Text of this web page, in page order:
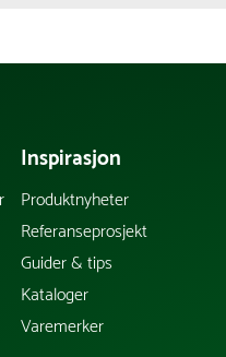
Inspirasjon
Produktnyheter
Referanseprosjekt
Guider & tips
Kataloger
Varemerker